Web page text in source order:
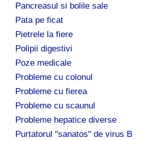
Pancreasul si bolile sale
Pata pe ficat
Pietrele la fiere
Polipii digestivi
Poze medicale
Probleme cu colonul
Probleme cu fierea
Probleme cu scaunul
Probleme hepatice diverse
Purtatorul "sanatos" de virus B